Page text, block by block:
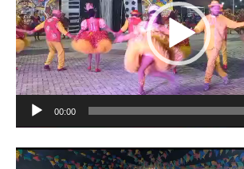
00:00
Tocador